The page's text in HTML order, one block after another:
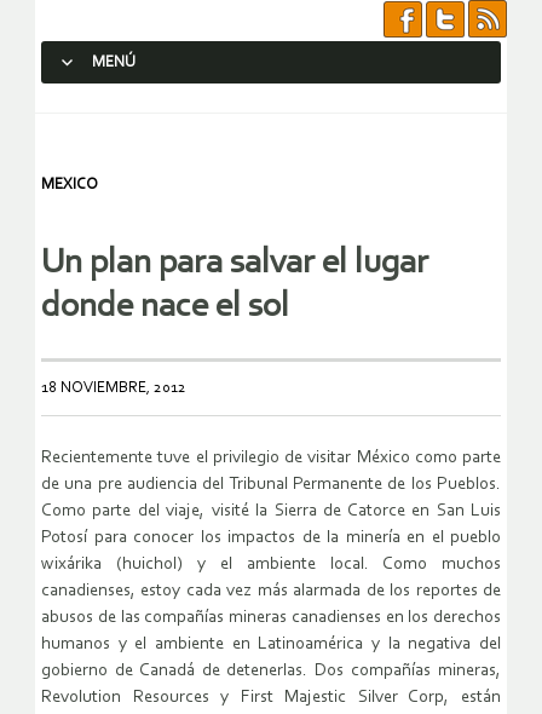
MENÚ
MEXICO
Un plan para salvar el lugar
donde nace el sol
18 NOVIEMBRE, 2012
Recientemente tuve el privilegio de visitar México como parte
de una pre audiencia del Tribunal Permanente de los Pueblos.
Como parte del viaje, visité la Sierra de Catorce en San Luis
Potosí para conocer los impactos de la minería en el pueblo
wixárika (huichol) y el ambiente local. Como muchos
canadienses, estoy cada vez más alarmada de los reportes de
abusos de las compañías mineras canadienses en los derechos
humanos y el ambiente en Latinoamérica y la negativa del
gobierno de Canadá de detenerlas. Dos compañías mineras,
Revolution Resources y First Majestic Silver Corp, están